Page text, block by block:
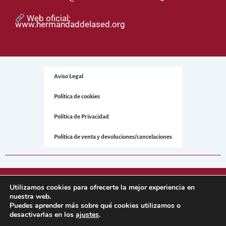
Web oficial:
www.hermandaddelased.org
Aviso Legal
Política de cookies
Política de Privacidad
Política de venta y devoluciones/cancelaciones
Sitio web desarrollado porNetNerman– Gestión Integral de
Utilizamos cookies para ofrecerte la mejor experiencia en
nuestra web.
Puedes aprender más sobre qué cookies utilizamos o
desactivarlas en los ajustes.